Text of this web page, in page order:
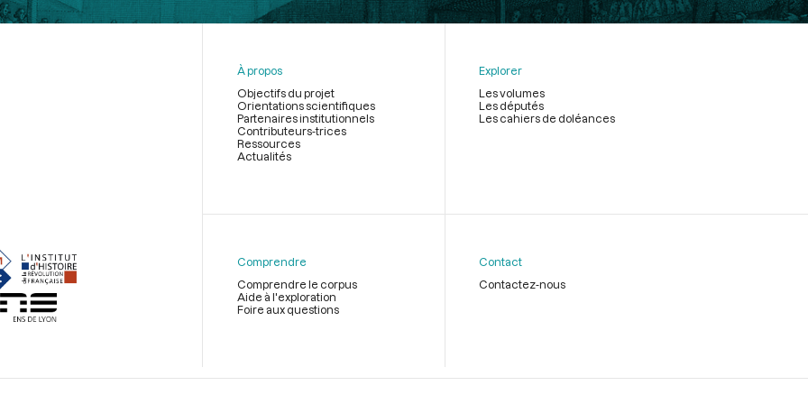
page
À propos
Objectifs du projet
Orientations scientifiques
Partenaires institutionnels
Contributeurs-trices
Ressources
Actualités
Explorer
Les volumes
Les députés
Les cahiers de doléances
Comprendre
Comprendre le corpus
Aide à l'exploration
Foire aux questions
Contact
Contactez-nous